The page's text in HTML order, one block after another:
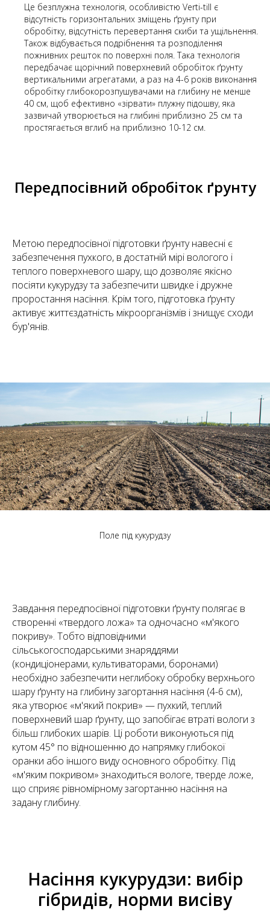
Це безплужна технологія, особливістю Verti-till є
відсутність горизонтальних зміщень ґрунту при
обробітку, відсутність перевертання скиби та ущільнення.
Також відбувається подрібнення та розподілення
пожнивних решток по поверхні поля. Така технологія
передбачає щорічний поверхневий обробіток ґрунту
вертикальними агрегатами, а раз на 4-6 років виконання
обробітку глибокорозпушувачами на глибину не менше
40 см, щоб ефективно «зірвати» плужну підошву, яка
зазвичай утворюється на глибині приблизно 25 см та
простягається вглиб на приблизно 10-12 см.
Передпосівний обробіток ґрунту
Метою передпосівної підготовки ґрунту навесні є
забезпечення пухкого, в достатній мірі вологого і
теплого поверхневого шару, що дозволяє якісно
посіяти кукурудзу та забезпечити швидке і дружне
проростання насіння. Крім того, підготовка ґрунту
активує життєздатність мікроорганізмів і знищує сходи
бур'янів.
Поле під кукурудзу
Завдання передпосівної підготовки ґрунту полягає в
створенні «твердого ложа» та одночасно «м'якого
покриву». Тобто відповідними
сільськогосподарськими знаряддями
(кондиціонерами, культиваторами, боронами)
необхідно забезпечити неглибоку обробку верхнього
шару ґрунту на глибину загортання насіння (4-6 см),
яка утворює «м'який покрив» — пухкий, теплий
поверхневий шар ґрунту, що запобігає втраті вологи з
більш глибоких шарів. Ці роботи виконуються під
кутом 45° по відношенню до напрямку глибокої
оранки або іншого виду основного обробітку. Під
«м'яким покривом» знаходиться вологе, тверде ложе,
що сприяє рівномірному загортанню насіння на
задану глибину.
Насіння кукурудзи: вибір
гібридів, норми висіву